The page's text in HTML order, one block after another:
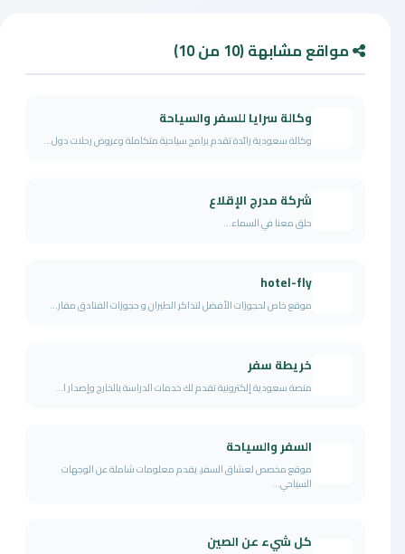
مواقع مشابهة (10 من 10)
وكالة سرايا للسفر والسياحة
وكالة سعودية رائدة تقدم برامج سياحية متكاملة وعروض رحلات دول...
شركة مدرج الإقلاع
حلق معنا في السماء...
hotel-fly
موقع خاص لحجوزات الأفضل لتذاكر الطيران و حجوزات الفنادق مقار...
خريطة سفر
منصة سعودية إلكترونية تقدم لك خدمات الدراسة بالخارج وإصدار ا...
السفر والسياحة
موقع مخصص لعشاق السفر، يقدم معلومات شاملة عن الوجهات
السياحي...
كل شيء عن الصين